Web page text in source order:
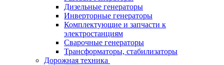
Дизельные генераторы
Инверторные генераторы
Комплектующие и запчасти к
электростанциям
Сварочные генераторы
Трансформаторы, стабилизаторы
Дорожная техника